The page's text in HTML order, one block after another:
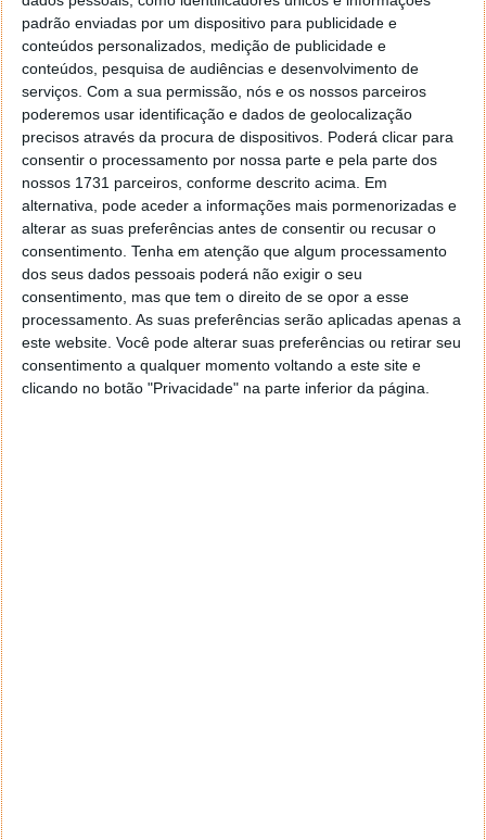
padrão enviadas por um dispositivo para publicidade e
conteúdos personalizados, medição de publicidade e
conteúdos, pesquisa de audiências e desenvolvimento de
serviços. Com a sua permissão, nós e os nossos parceiros
poderemos usar identificação e dados de geolocalização
precisos através da procura de dispositivos. Poderá clicar para
consentir o processamento por nossa parte e pela parte dos
nossos 1731 parceiros, conforme descrito acima. Em
alternativa, pode aceder a informações mais pormenorizadas e
alterar as suas preferências antes de consentir ou recusar o
consentimento. Tenha em atenção que algum processamento
dos seus dados pessoais poderá não exigir o seu
consentimento, mas que tem o direito de se opor a esse
processamento. As suas preferências serão aplicadas apenas a
este website. Você pode alterar suas preferências ou retirar seu
consentimento a qualquer momento voltando a este site e
clicando no botão "Privacidade" na parte inferior da página.
deverá estar desativada.